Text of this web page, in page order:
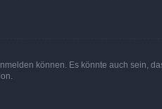
können. Es könnte auch sein,